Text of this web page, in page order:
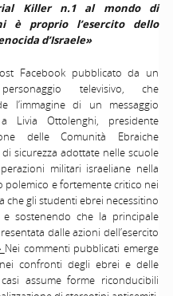
Killer n.1 al mondo di
è proprio l’esercito dello
d’Israele»
Facebook pubblicato da un
televisivo, che
l’immagine di un messaggio
Livia Ottolenghi, presidente
delle Comunità Ebraiche
sicurezza adottate nelle scuole
militari israeliane nella
polemico e fortemente critico nei
che gli studenti ebrei necessitino
sostenendo che la principale
dalle azioni dell’esercito
Nei commenti pubblicati emerge
confronti degli ebrei e delle
assume forme riconducibili